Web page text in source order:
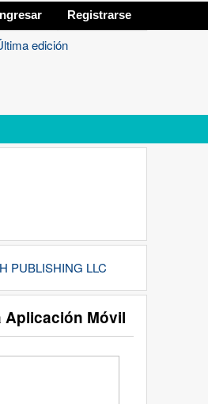
Registrarse
Aplicación Móvil